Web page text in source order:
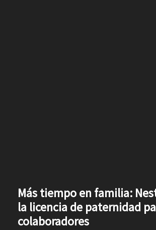
Más tiempo en familia:
la licencia de paternidad
colaboradores